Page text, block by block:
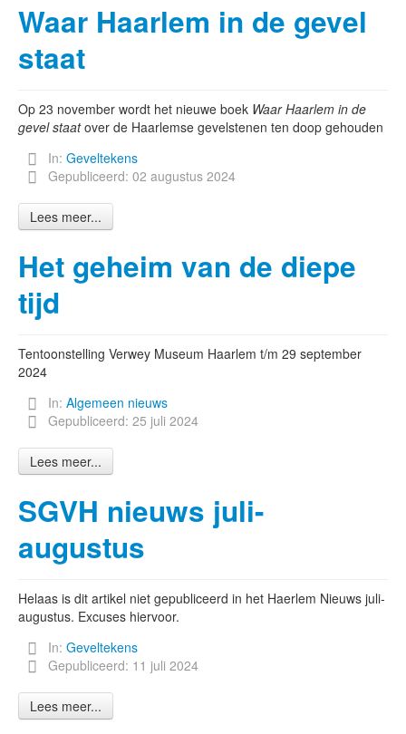
Waar Haarlem in de gevel
staat
Op 23 november wordt het nieuwe boek Waar Haarlem in de
gevel staatover de Haarlemse gevelstenen ten doop gehouden
In: Geveltekens
Gepubliceerd: 02 augustus 2024
Lees meer...
Het geheim van de diepe
tijd
Tentoonstelling Verwey Museum Haarlem t/m 29 september
2024
In: Algemeen nieuws
Gepubliceerd: 25 juli 2024
Lees meer...
SGVH nieuws juli-
augustus
Helaas is dit artikel niet gepubliceerd in het Haerlem Nieuws juli-
augustus. Excuses hiervoor.
In: Geveltekens
Gepubliceerd: 11 juli 2024
Lees meer...